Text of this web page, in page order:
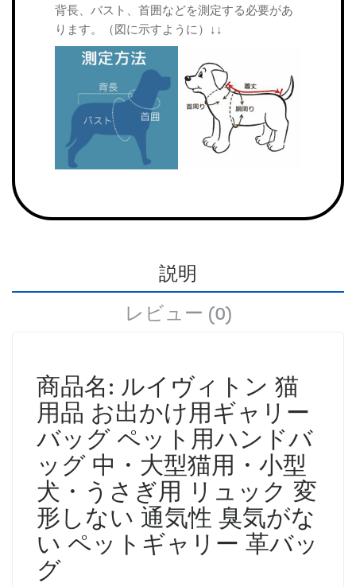
背長、バスト、首囲などを測定する必要があ
ります。（図に示すように）↓↓
説明
レビュー (0)
商品名: ルイヴィトン 猫
用品 お出かけ用ギャリー
バッグ ペット用ハンドバ
ッグ 中・大型猫用・小型
犬・うさぎ用 リュック 変
形しない 通気性 臭気がな
い ペットギャリー 革バッ
グ